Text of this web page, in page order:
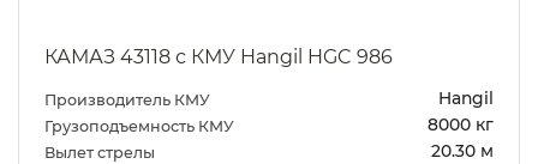
КАМАЗ 43118 с КМУ Hangil HGC 986
Производитель КМУ Hangil
Грузоподъемность КМУ 8000 кг
Вылет стрелы 20.30 м